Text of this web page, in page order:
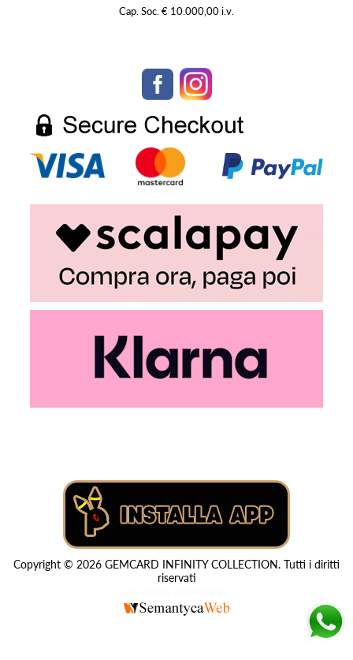
Cap. Soc. € 10.000,00 i.v.
Copyright © 2026 GEMCARD INFINITY COLLECTION. Tutti i diritti
riservati